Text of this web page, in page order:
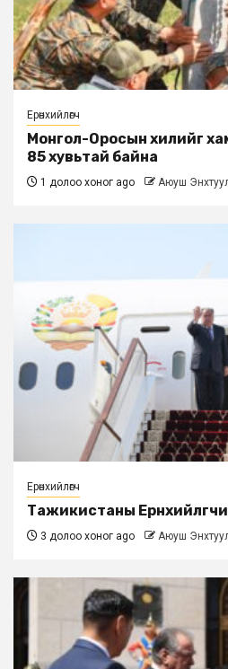
Ерөнхийлөгч
Монгол-Оросын хилийг
85 хувьтай байна
1 долоо хоног ago Аюуш
Ерөнхийлөгч
Тажикистаны
3 долоо хоног ago Аюуш